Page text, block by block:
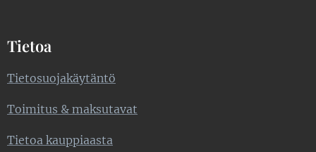
Tietoa
Tietosuojakäytäntö
Toimitus & maksutavat
Tietoa kauppiaasta